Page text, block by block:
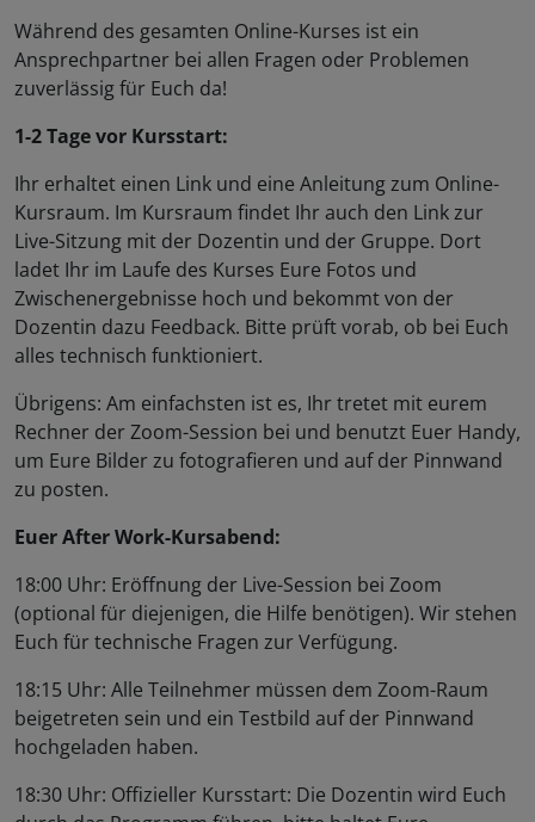
Während des gesamten Online-Kurses ist ein
Ansprechpartner bei allen Fragen oder Problemen
zuverlässig für Euch da!
1-2 Tage vor Kursstart:
Ihr erhaltet einen Link und eine Anleitung zum Online-
Kursraum. Im Kursraum findet Ihr auch den Link zur
Live-Sitzung mit der Dozentin und der Gruppe. Dort
ladet Ihr im Laufe des Kurses Eure Fotos und
Zwischenergebnisse hoch und bekommt von der
Dozentin dazu Feedback. Bitte prüft vorab, ob bei Euch
alles technisch funktioniert.
Übrigens: Am einfachsten ist es, Ihr tretet mit eurem
Rechner der Zoom-Session bei und benutzt Euer Handy,
um Eure Bilder zu fotografieren und auf der Pinnwand
zu posten.
Euer After Work-Kursabend:
18:00 Uhr: Eröffnung der Live-Session bei Zoom
(optional für diejenigen, die Hilfe benötigen). Wir stehen
Euch für technische Fragen zur Verfügung.
18:15 Uhr: Alle Teilnehmer müssen dem Zoom-Raum
beigetreten sein und ein Testbild auf der Pinnwand
hochgeladen haben.
18:30 Uhr: Offizieller Kursstart: Die Dozentin wird Euch